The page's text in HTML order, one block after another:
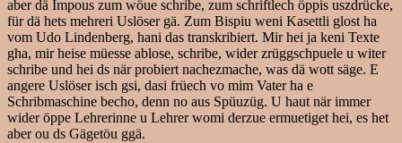
aber dä Impous zum wöue schribe, zum schriftlech öppis uszdrücke,
für dä hets mehreri Uslöser gä. Zum Bispiu weni Kasettli glost ha
vom Udo Lindenberg, hani das transkribiert. Mir hei ja keni Texte
gha, mir heise müesse ablose, schribe, wider zrüggschpuele u witer
schribe und hei ds när probiert nachezmache, was dä wott säge. E
angere Uslöser isch gsi, dasi früech vo mim Vater ha e
Schribmaschine becho, denn no aus Spüuzüg. U haut när immer
wider öppe Lehrerinne u Lehrer womi derzue ermuetiget hei, es het
aber ou ds Gägetöu ggä.